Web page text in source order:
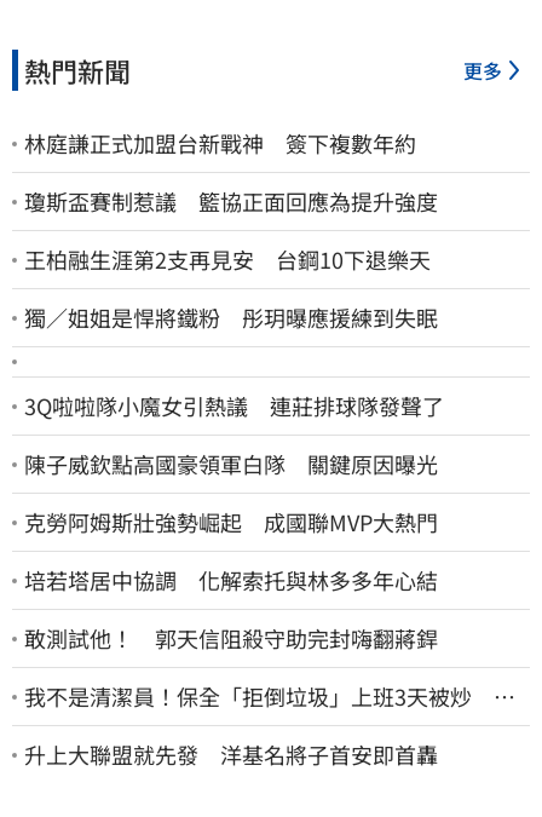
熱門新聞 更多
林庭謙正式加盟台新戰神 簽下複數年約
瓊斯盃賽制惹議 籃協正面回應為提升強度
王柏融生涯第2支再見安 台鋼10下退樂天
獨／姐姐是悍將鐵粉 彤玥曝應援練到失眠
3Q啦啦隊小魔女引熱議 連莊排球隊發聲了
陳子威欽點高國豪領軍白隊 關鍵原因曝光
克勞阿姆斯壯強勢崛起 成國聯MVP大熱門
培若塔居中協調 化解索托與林多多年心結
敢測試他！ 郭天信阻殺守助完封嗨翻蔣銲
我不是清潔員！保全「拒倒垃圾」上班3天被炒 找
法院討公道結果出爐
升上大聯盟就先發 洋基名將子首安即首轟